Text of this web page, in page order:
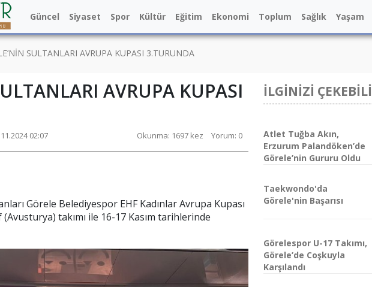
Güncel Siyaset Spor Kültür Eğitim Ekonomi Toplum Sağlık Yaşam
SULTANLARI AVRUPA KUPASI 3.TURUNDA
AVRUPA KUPASI
02:07 Okunma: 1697 kez Yorum: 0
Görele Belediyespor EHF Kadınlar Avrupa Kupası
takımı ile 16-17 Kasım tarihlerinde
İLGİNİZİ
Atlet Tuğba Akın,
Erzurum Palandöken’de
Görele’nin Gururu Oldu
Taekwondo'da
Görele'nin Başarısı
Görelespor U-17 Takımı,
Görele’de Coşkuyla
Karşılandı